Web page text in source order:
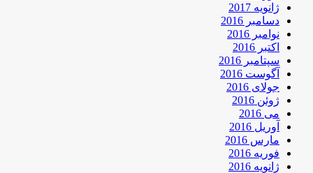
ژانویه 2017
دسامبر 2016
نوامبر 2016
اکتبر 2016
سپتامبر 2016
آگوست 2016
جولای 2016
ژوئن 2016
می 2016
آوریل 2016
مارس 2016
فوریه 2016
ژانویه 2016